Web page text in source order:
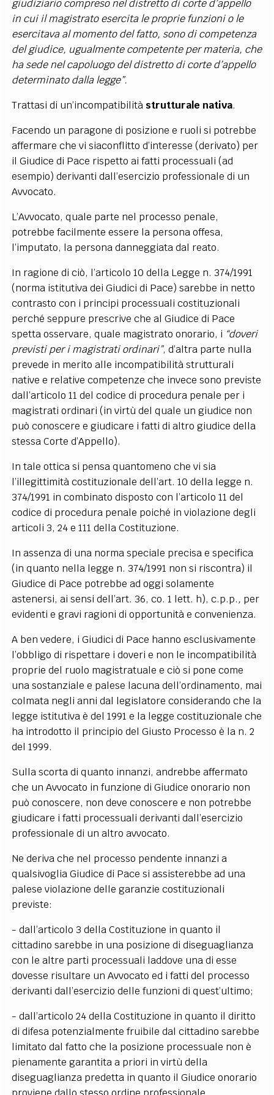
giudiziario compreso nel distretto di corte d’appello
in cui il magistrato esercita le proprie funzioni o le
esercitava al momento del fatto, sono di competenza
del giudice, ugualmente competente per materia, che
ha sede nel capoluogo del distretto di corte d’appello
determinato dalla legge”.
Trattasi di un’incompatibilità strutturale nativa.
Facendo un paragone di posizione e ruoli si potrebbe
affermare che vi siaconflitto d’interesse (derivato) per
il Giudice di Pace rispetto ai fatti processuali (ad
esempio) derivanti dall’esercizio professionale di un
Avvocato.
L’Avvocato, quale parte nel processo penale,
potrebbe facilmente essere la persona offesa,
l’imputato, la persona danneggiata dal reato.
In ragione di ciò, l’articolo 10 della Legge n. 374/1991
(norma istitutiva dei Giudici di Pace) sarebbe in netto
contrasto con i principi processuali costituzionali
perché seppure prescrive che al Giudice di Pace
spetta osservare, quale magistrato onorario, i “doveri
previsti per i magistrati ordinari”, d’altra parte nulla
prevede in merito alle incompatibilità strutturali
native e relative competenze che invece sono previste
dall’articolo 11 del codice di procedura penale per i
magistrati ordinari (in virtù del quale un giudice non
può conoscere e giudicare i fatti di altro giudice della
stessa Corte d’Appello).
In tale ottica si pensa quantomeno che vi sia
l’illegittimità costituzionale dell’art. 10 della legge n.
374/1991 in combinato disposto con l’articolo 11 del
codice di procedura penale poiché in violazione degli
articoli 3, 24 e 111 della Costituzione.
In assenza di una norma speciale precisa e specifica
(in quanto nella legge n. 374/1991 non si riscontra) il
Giudice di Pace potrebbe ad oggi solamente
astenersi, ai sensi dell’art. 36, co. 1 lett. h), c.p.p., per
evidenti e gravi ragioni di opportunità e convenienza.
A ben vedere, i Giudici di Pace hanno esclusivamente
l’obbligo di rispettare i doveri e non le incompatibilità
proprie del ruolo magistratuale e ciò si pone come
una sostanziale e palese lacuna dell’ordinamento, mai
colmata negli anni dal legislatore considerando che la
legge istitutiva è del 1991 e la legge costituzionale che
ha introdotto il principio del Giusto Processo è la n. 2
del 1999.
Sulla scorta di quanto innanzi, andrebbe affermato
che un Avvocato in funzione di Giudice onorario non
può conoscere, non deve conoscere e non potrebbe
giudicare i fatti processuali derivanti dall’esercizio
professionale di un altro avvocato.
Ne deriva che nel processo pendente innanzi a
qualsivoglia Giudice di Pace si assisterebbe ad una
palese violazione delle garanzie costituzionali
previste:
- dall’articolo 3 della Costituzione in quanto il
cittadino sarebbe in una posizione di diseguaglianza
con le altre parti processuali laddove una di esse
dovesse risultare un Avvocato ed i fatti del processo
derivanti dall’esercizio delle funzioni di quest’ultimo;
- dall’articolo 24 della Costituzione in quanto il diritto
di difesa potenzialmente fruibile dal cittadino sarebbe
limitato dal fatto che la posizione processuale non è
pienamente garantita a priori in virtù della
diseguaglianza predetta in quanto il Giudice onorario